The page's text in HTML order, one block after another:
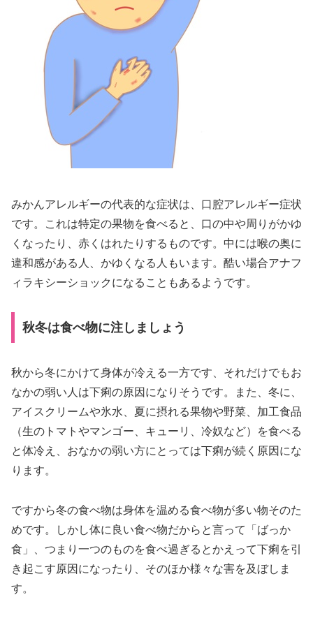
みかんアレルギーの代表的な症状は、口腔アレルギー症状
です。これは特定の果物を食べると、口の中や周りがかゆ
くなったり、赤くはれたりするものです。中には喉の奥に
違和感がある人、かゆくなる人もいます。酷い場合アナフ
ィラキシーショックになることもあるようです。
秋冬は食べ物に注しましょう
秋から冬にかけて身体が冷える一方です、それだけでもお
なかの弱い人は下痢の原因になりそうです。また、冬に、
アイスクリームや氷水、夏に摂れる果物や野菜、加工食品
（生のトマトやマンゴー、キューリ、冷奴など）を食べる
と体冷え、おなかの弱い方にとっては下痢が続く原因にな
ります。
ですから冬の食べ物は身体を温める食べ物が多い物そのた
めです。しかし体に良い食べ物だからと言って「ばっか
食」、つまり一つのものを食べ過ぎるとかえって下痢を引
き起こす原因になったり、そのほか様々な害を及ぼしま
す。